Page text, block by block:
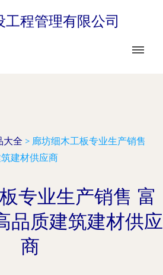
程管理有限公司
大全 > 廊坊细木工板专业生产销售
建材供应商
专业生产销售 富
品质建筑建材供应
商